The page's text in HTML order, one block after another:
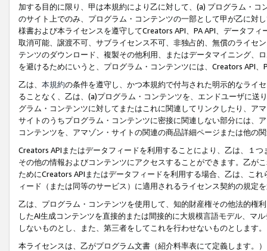
加する目的に限り、甲は本規約により乙に対して、(a) プログラム・
のサイト上でのみ、プログラム・コンテンツの一部として甲が乙に対
様書および本ライセンスを遵守してCreators API、PA API、データフ
取消可能、譲渡不可、サブライセンス不可、非独占的、無償のライセ
テンツのダウンロード、複製その他利用、またはデータマイニング、
を避けるためにいうと、プログラム・コンテンツには、Creators API
乙は、 本規約の条件を遵守し、かつ本規約で付与された明示的なライ
ることなく、乙は、(a)プログラム・コンテンツを、エンドユーザに
グラム・コンテンツに対してまたはこれに関連してリンクしたり、ア
サイトのうちプログラム・コンテンツに密接に関連しない部分には、
コンテンツを、アマゾン・サイトの関連の商品詳細ページまたは他の
Creators APIまたはデータフィードを利用することにより、乙は、１
その他の情報およびコンテンツにアクセスすることができます。乙が
ためにCreators APIまたはデータフィードを利用する場合、乙は、こ
ィード（または同等のサービス）に適用されるライセンス契約の規定
乙は、プログラム・コンテンツを使用して、知的財産権その他法的権
したAI生成コンテンツを直接的または間接的に大規模言語モデル、マ
しないものとし、また、第三者をしてこれを行わせないものとします。
本ライセンスは、乙がプログラム文書（紹介料率表にて定義します。